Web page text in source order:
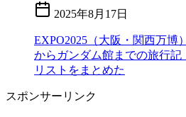
2025年8月17日
EXPO2025（大阪・関西万博
からガンダム館までの旅行
リストをまとめた
スポンサーリンク